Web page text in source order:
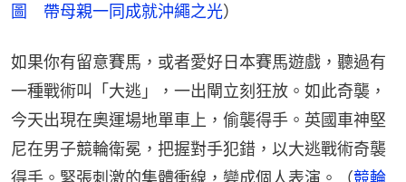
圖　帶母親一同成就沖繩之光）
如果你有留意賽馬，或者愛好日本賽馬遊戲，聽過有
一種戰術叫「大逃」，一出閘立刻狂放。如此奇襲，
今天出現在奧運場地單車上，偷襲得手。英國車神堅
尼在男子競輪衛冕，把握對手犯錯，以大逃戰術奇襲
得手。緊張刺激的集體衝線，變成個人表演。（競輪